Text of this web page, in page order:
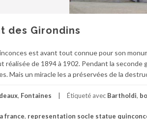
des Girondins
est avant tout connue pour son
réalisée de 1894 à 1902. Pendant la
Mais un miracle les a préservées de la
, Fontaines Étiqueté avec Bartholdi,
france, representation socle statue